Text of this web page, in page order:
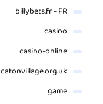
billybets.fr - FR
casino
casino-online
catonvillage.org.uk
game